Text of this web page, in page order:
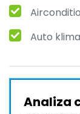
Auto
Analiza